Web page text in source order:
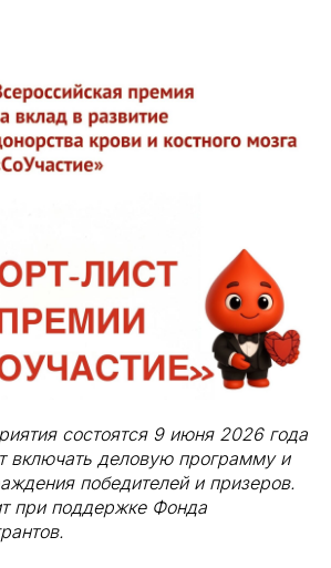
состоятся 9 июня 2026 года
включать деловую программу и
победителей и призеров.
при поддержке Фонда